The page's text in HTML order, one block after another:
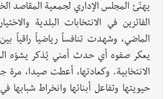
العالم العربي
يهنّئ المجلس الإداري لجمعية المقاصد
الفائزين في الانتخابات البلدية
الماضي، وشهدت تنافساً رياضياً راقياً
يعكر صفوه أي حدث أمني يُذكر يشوّه
الانتخابية. وكعادتها، أعطت صيدا،
حيويتها وتفاعل أبنائها وانخراط شبابها